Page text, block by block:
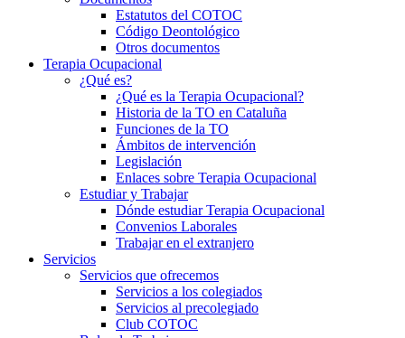
Estatutos del COTOC
Código Deontológico
Otros documentos
Terapia Ocupacional
¿Qué es?
¿Qué es la Terapia Ocupacional?
Historia de la TO en Cataluña
Funciones de la TO
Ámbitos de intervención
Legislación
Enlaces sobre Terapia Ocupacional
Estudiar y Trabajar
Dónde estudiar Terapia Ocupacional
Convenios Laborales
Trabajar en el extranjero
Servicios
Servicios que ofrecemos
Servicios a los colegiados
Servicios al precolegiado
Club COTOC